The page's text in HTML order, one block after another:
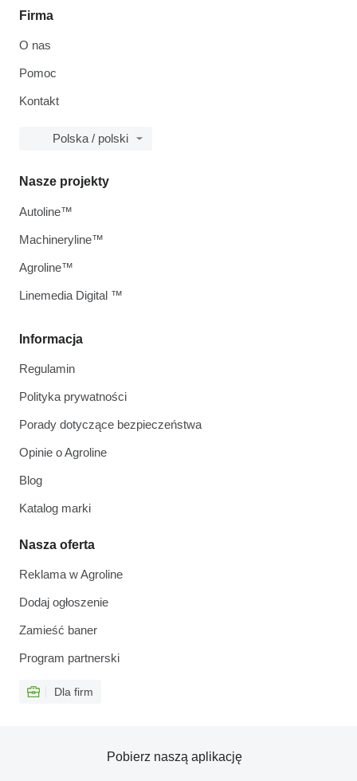
Firma
O nas
Pomoc
Kontakt
Polska / polski
Informacja
Regulamin
Polityka prywatności
Porady dotyczące bezpieczeństwa
Opinie o Agroline
Blog
Katalog marki
Nasza oferta
Reklama w Agroline
Dodaj ogłoszenie
Zamieść baner
Program partnerski
Dla firm
Nasze projekty
Autoline™
Machineryline™
Agroline™
Linemedia Digital ™
Pobierz naszą aplikację